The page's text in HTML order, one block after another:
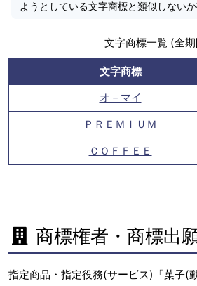
ようとしている文字商標と類似しない
文字商標一覧 (全
文字商標
オ－マイ
ＰＲＥＭＩＵＭ
ＣＯＦＦＥＥ
商標権者・商標出
指定商品・指定役務(サービス)「菓子(